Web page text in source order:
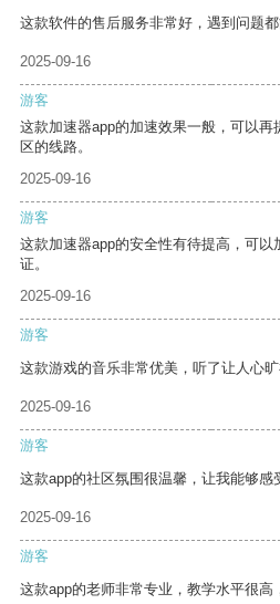
这款软件的售后服务非常好，遇到问题都
2025-09-16
游客
这款加速器app的加速效果一般，可以
区的线路。
2025-09-16
游客
这款加速器app的安全性有待提高，可
证。
2025-09-16
游客
这款游戏的音乐非常优美，听了让人心旷
2025-09-16
游客
这款app的社区氛围很温馨，让我能够感
2025-09-16
游客
这款app的老师非常专业，教学水平很高